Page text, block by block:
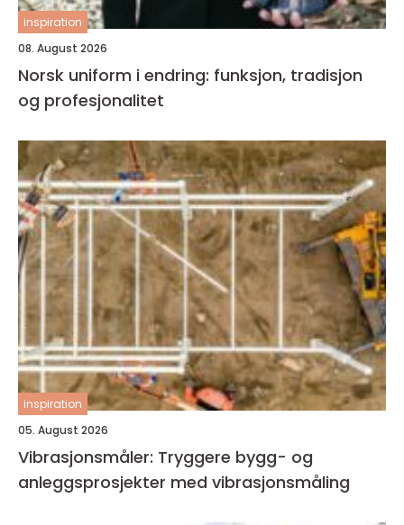
inspiration
08. August 2026
Norsk uniform i endring: funksjon, tradisjon
og profesjonalitet
inspiration
05. August 2026
Vibrasjonsmåler: Tryggere bygg- og
anleggsprosjekter med vibrasjonsmåling